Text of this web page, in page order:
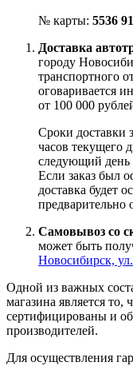
№ карты: 5536
Доставка
городу
транспортного
оговаривается
от 100 000
Сроки доставки
часов текущего
следующий день
Если заказ был
доставка будет
предварительно
Самовывоз со
может быть
Новосибирск,
Одной из важных
магазина является то,
сертифицированы и
производителей.
Для осуществления